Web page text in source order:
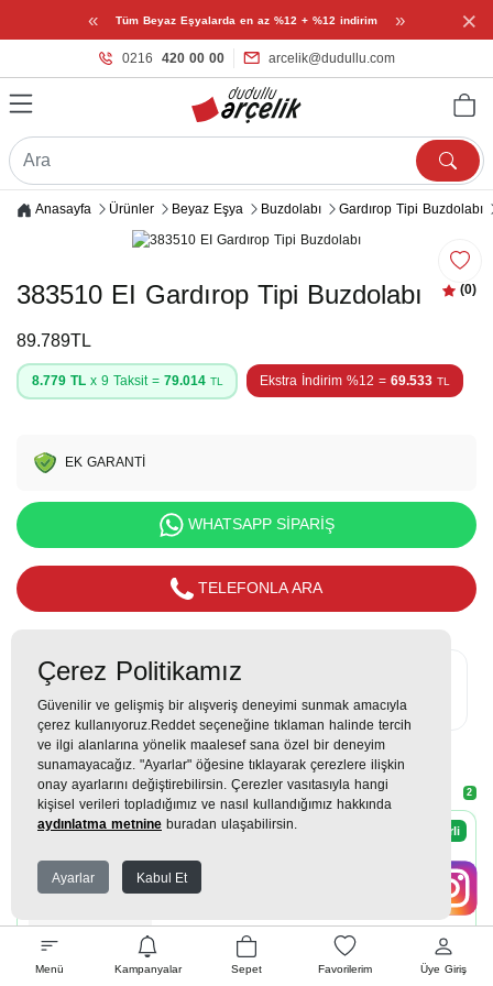
« Tüm Beyaz Eşyalarda en az %12 + %12 indirim » ×
0216 420 00 00 arcelik@dudullu.com
Menü Kampanyalar Sepet Favorilerim Üye Giriş
Anasayfa Ürünler Beyaz Eşya Buzdolabı Gardırop Tipi Buzdolabı
383510 EI Gardırop Tipi Buzdolabı (0)
89.789TL
8.779 TLx 9 Taksit = 79.014 TL Ekstra İndirim %12 = 69.533 TL
EK GARANTİ
WHATSAPP SİPARİŞ
TELEFONLA ARA
Montaj
Kampanyalar 2
Şimdi Geçerli
oliz %3
oliz %3
Çerez Politikamız
Güvenilir ve gelişmiş bir alışveriş deneyimi sunmak amacıyla
çerez kullanıyoruz.Reddet seçeneğine tıklaman halinde tercih
ve ilgi alanlarına yönelik maalesef sana özel bir deneyim
sunamayacağız. "Ayarlar" öğesine tıklayarak çerezlere ilişkin
onay ayarlarını değiştirebilirsin. Çerezler vasıtasıyla hangi
kişisel verileri topladığımız ve nasıl kullandığımız hakkında
aydınlatma metnine buradan ulaşabilirsin.
Ayarlar Kabul Et